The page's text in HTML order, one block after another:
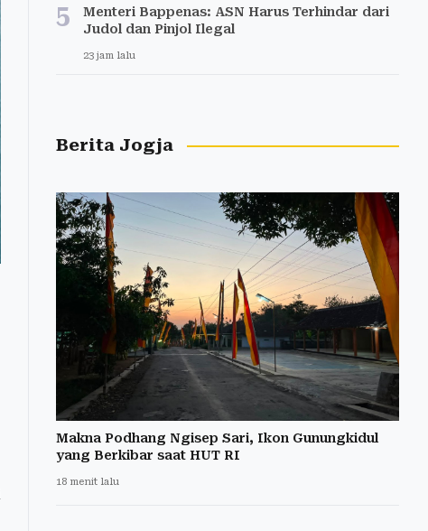
5
Menteri Bappenas: ASN Harus Terhindar dari
Judol dan Pinjol Ilegal
23 jam lalu
Berita Jogja
Makna Podhang Ngisep Sari, Ikon Gunungkidul
yang Berkibar saat HUT RI
18 menit lalu